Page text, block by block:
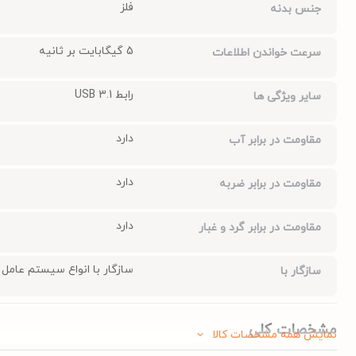
جنس بدنه فلز
سرعت خواندن اطلاعات 5 گیگابایت بر ثانیه
سایر ویژگی ها رابط USB 3.1
مقاومت در برابر آب دارد
مقاومت در برابر ضربه دارد
مقاومت در برابر گرد و غبار دارد
سازگار با سازگار با انواع سیستم
مشخصات کلی
نمایش همه مشخصات کالا